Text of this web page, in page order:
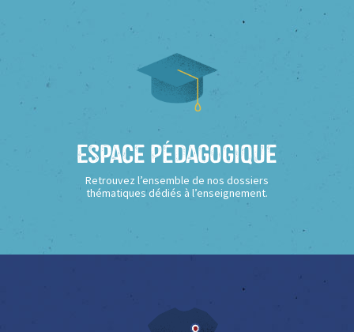
Espace Pédagogique
Retrouvez l’ensemble de nos dossiers
thématiques dédiés à l’enseignement.